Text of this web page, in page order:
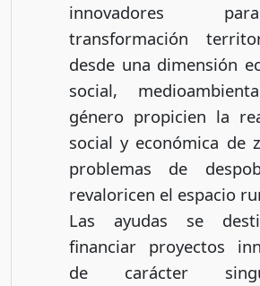
innovadores
transformación
desde una dimensión
social,
género propicien la
social y económica de
problemas de
revaloricen el espacio
Las ayudas se
financiar proyectos
de carácter